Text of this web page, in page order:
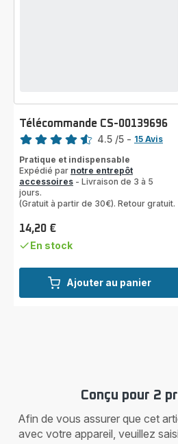
Ajouter au panier
Télécommande CS-00139696
Note
4.5 /5 - 15 Avis
Pratique et indispensable
Expédié par notre entrepôt
accessoires - Livraison de 3 à 5
jours.
(Gratuit à partir de 30€). Retour gratuit.
Prix
14,20 €
En stock
Conçu pour 2
Afin de vous assurer que cet
avec votre appareil, veuillez